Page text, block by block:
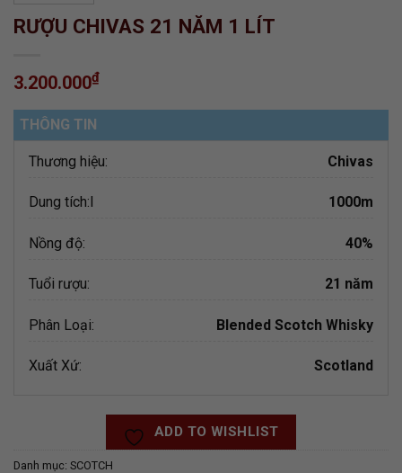
RƯỢU CHIVAS 21 NĂM 1 LÍT
3.200.000₫
THÔNG TIN
Thương hiệu: Chivas
Dung tích: 1000m
l
Nồng độ: 40%
Tuổi rượu: 21 năm
Phân Loại: Blended Scotch Whisky
Xuất Xứ: Scotland
ADD TO WISHLIST
Danh mục: SCOTCH